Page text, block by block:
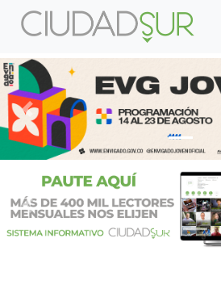
Previous
Previous